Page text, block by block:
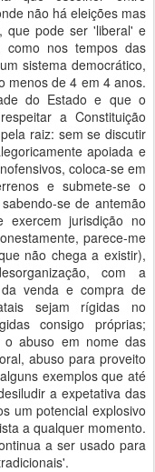
não há eleições mas
que pode ser 'liberal' e
como nos tempos das
sistema democrático,
menos de 4 em 4 anos.
do Estado e que o
a Constituição
raiz: sem se discutir
apoiada e
coloca-se em
e submete-se o
se de antemão
jurisdição no
parece-me
não chega a existir),
com a
venda e compra de
sejam rígidas no
consigo próprias;
o abuso em nome das
abuso para proveito
exemplos que até
a expetativa das
um potencial explosivo
a qualquer momento.
a ser usado para